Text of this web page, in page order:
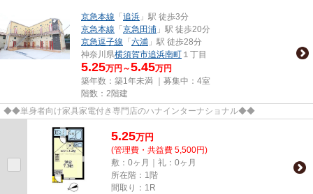
京急本線 「 追浜 」駅 徒歩3分
京急本線 「 京急田浦 」駅 徒歩20分
京急逗子線 「 六浦 」駅 徒歩28分
神奈川県横須賀市追浜南町 １丁目
5.25万円～5.45万円
築年数：築1年未満 ｜募集中： 4室
階数：2階建
◆◆単身者向け家具家電付き専門店のハナインターナショナル◆◆
5.25万円
(管理費・共益費 5,500円)
敷：0ヶ月｜礼：0ヶ月
所在階：1階
間取り：1R